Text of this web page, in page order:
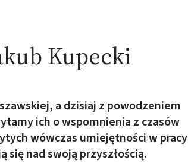
Kupecki
a dzisiaj z powodzeniem
ich o wspomnienia z czasów
wówczas umiejętności w pracy
się nad swoją przyszłością.